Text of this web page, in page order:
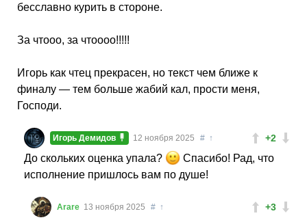
бесславно курить в стороне.
За чтооо, за чтоооо!!!!!
Игорь как чтец прекрасен, но текст чем ближе к
финалу — тем больше жабий кал, прости меня,
Господи.
+2
Игорь Демидов 12 ноября 2025 # ↑
До скольких оценка упала?
Спасибо! Рад, что
исполнение пришлось вам по душе!
+3
Arare 13 ноября 2025 # ↑